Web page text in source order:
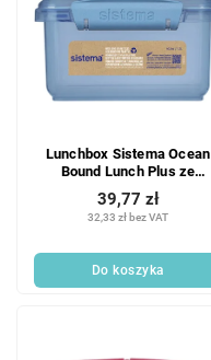
Lunchbox Sistema Ocean
Bound Lunch Plus ze
sztućcami 1,2 l, niebieski
32,33 zł bez VAT
39,77 zł
Do koszyka